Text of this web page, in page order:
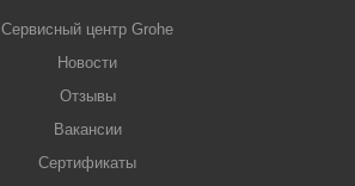
Сервисный центр Grohe
Новости
Отзывы
Вакансии
Сертификаты